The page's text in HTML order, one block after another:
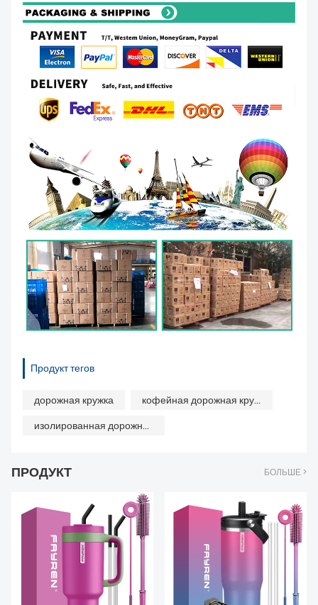
Продукт тегов
дорожная кружка
кофейная дорожная кружка
изолированная дорожная кружка для кофе
ПРОДУКТ БОЛЬШЕ >